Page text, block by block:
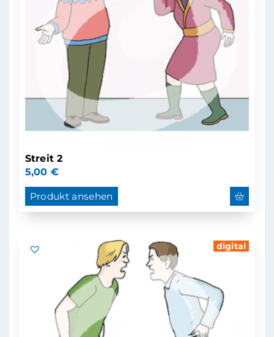
Streit 2
5,00 €
Produkt ansehen
digital